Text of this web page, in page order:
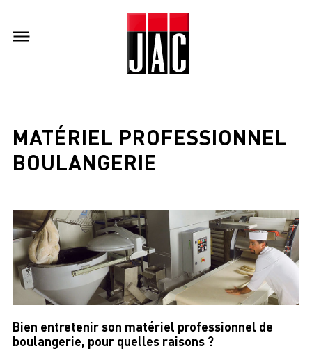
MATÉRIEL PROFESSIONNEL
BOULANGERIE
Bien entretenir son matériel professionnel de
boulangerie, pour quelles raisons ?